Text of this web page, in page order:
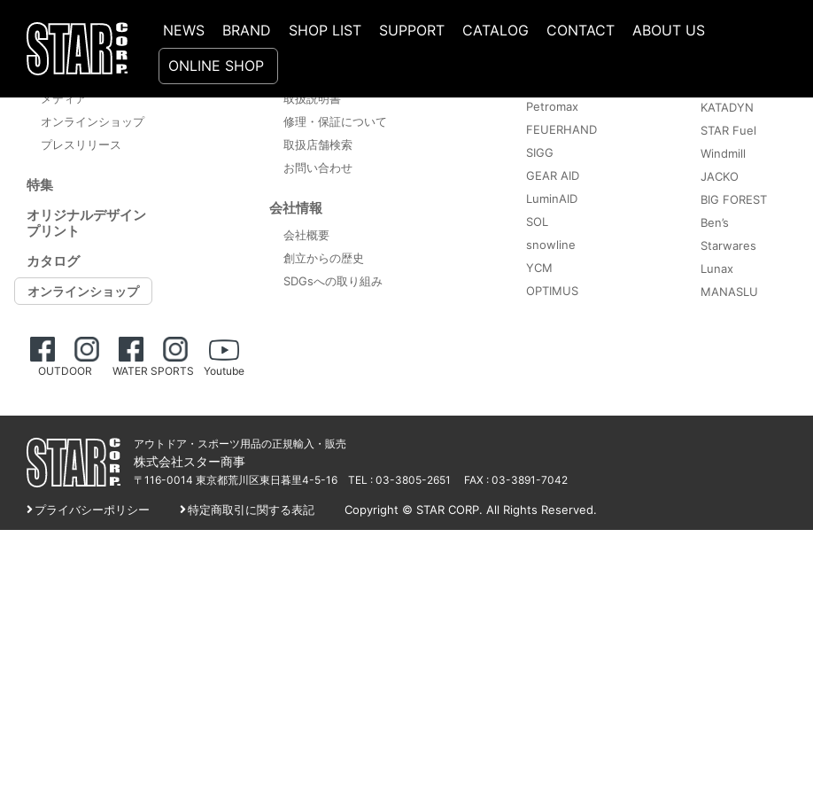
NEWS BRAND SHOP LIST SUPPORT CATALOG CONTACT
ABOUT US
ONLINE SHOP
新着情報
ニュース
メディア
オンラインショップ
プレスリリース
特集
オリジナルデザイン
プリント
カタログ
オンラインショップ
サポート
取扱説明書
修理・保証について
取扱店舗検索
お問い合わせ
会社情報
会社概要
創立からの歴史
SDGsへの取り組み
OUTDOOR WATER SPORTS Youtube
Petromax
FEUERHAND
SIGG
GEAR AID
LuminAID
SOL
snowline
YCM
OPTIMUS
KATADYN
STAR Fuel
Windmill
JACKO
BIG FOREST
Ben’s
Starwares
Lunax
MANASLU
アウトドア・スポーツ用品の正規輸入・販売
株式会社スター商事
〒116-0014 東京都荒川区東日暮里4-5-16 TEL : 03-3805-2651 FAX : 03-3891-7042
プライバシーポリシー 特定商取引に関する表記 Copyright © STAR CORP. All Rights Reserved.